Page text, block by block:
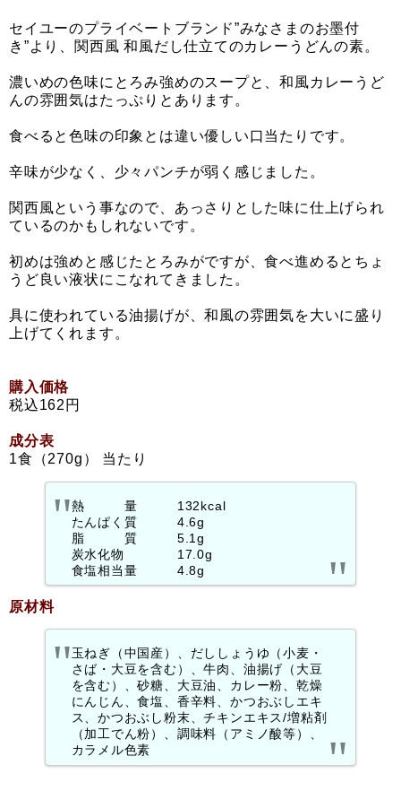
セイユーのプライベートブランド”みなさまのお墨付
き”より、関西風 和風だし仕立てのカレーうどんの素。
濃いめの色味にとろみ強めのスープと、和風カレーうど
んの雰囲気はたっぷりとあります。
食べると色味の印象とは違い優しい口当たりです。
辛味が少なく、少々パンチが弱く感じました。
関西風という事なので、あっさりとした味に仕上げられ
ているのかもしれないです。
初めは強めと感じたとろみがですが、食べ進めるとちょ
うど良い液状にこなれてきました。
具に使われている油揚げが、和風の雰囲気を大いに盛り
上げてくれます。
購入価格
税込162円
成分表
1食（270g） 当たり
熱 量 132kcal
たんぱく質 4.6g
脂 質 5.1g
炭水化物 17.0g
食塩相当量 4.8g
原材料
玉ねぎ（中国産）、だししょうゆ（小麦・
さば・大豆を含む）、牛肉、油揚げ（大豆
を含む）、砂糖、大豆油、カレー粉、乾燥
にんじん、食塩、香辛料、かつおぶしエキ
ス、かつおぶし粉末、チキンエキス/増粘剤
（加工でん粉）、調味料（アミノ酸等）、
カラメル色素